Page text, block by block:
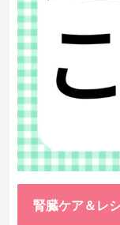
腎臓ケア＆レ